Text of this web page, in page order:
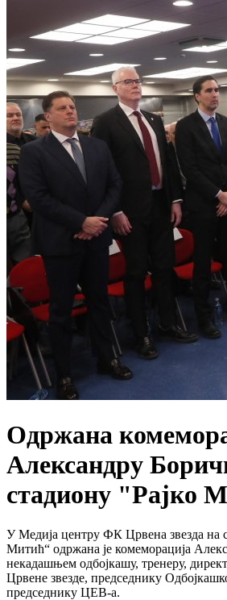
Одржана
Александру
стадиону "Рајко
У Медија центру ФК Црвена звезда на
Митић“ одржана је комеморација
некадашњем одбојкашу, тренеру,
Црвене звезде, председнику
председнику ЦЕВ-а.